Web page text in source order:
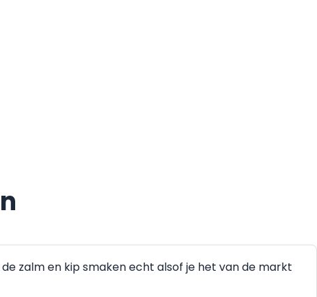
zalm en kip smaken echt alsof je het van de markt